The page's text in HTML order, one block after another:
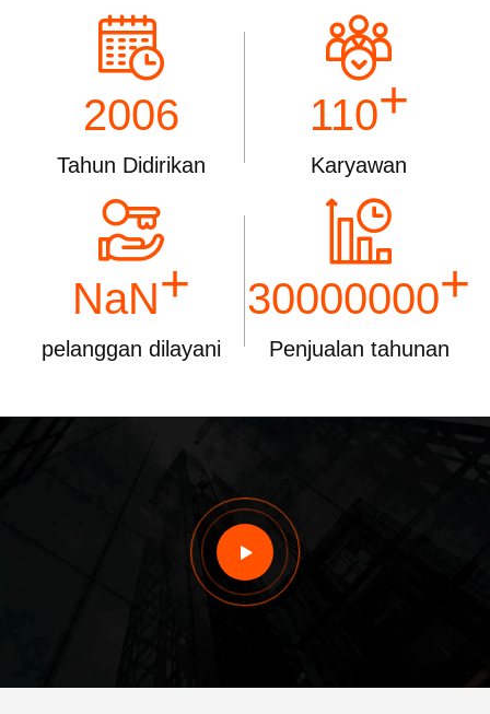
2006
Tahun Didirikan
110+
Karyawan
NaN+
pelanggan dilayani
30000000+
Penjualan tahunan